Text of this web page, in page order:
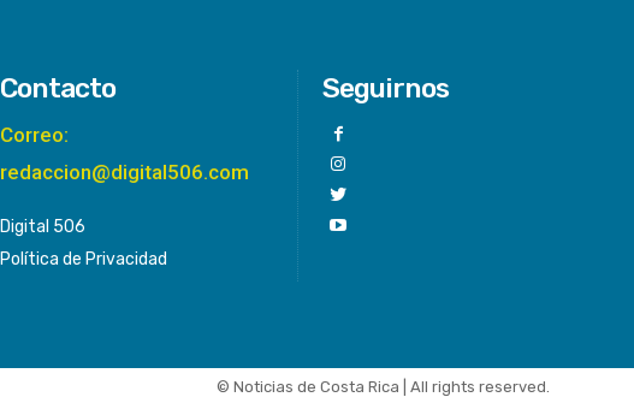
Contacto
Correo:
redaccion@digital506.com
Digital 506
Política de Privacidad
Seguirnos
© Noticias de Costa Rica | All rights reserved.